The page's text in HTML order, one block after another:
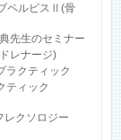
ペルビスⅡ(骨
先生のセミナー
レナージ)
ラクティック
ティック
レクソロジー